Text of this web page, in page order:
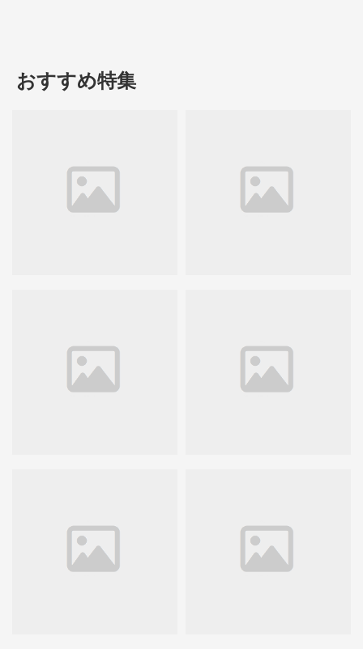
おすすめ特集